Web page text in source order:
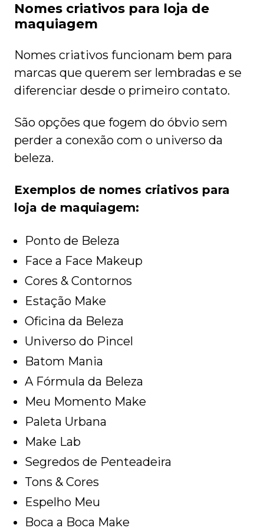
Nomes criativos para loja de
maquiagem
Nomes criativos funcionam bem para
marcas que querem ser lembradas e se
diferenciar desde o primeiro contato.
São opções que fogem do óbvio sem
perder a conexão com o universo da
beleza.
Exemplos de nomes criativos para
loja de maquiagem:
Ponto de Beleza
Face a Face Makeup
Cores & Contornos
Estação Make
Oficina da Beleza
Universo do Pincel
Batom Mania
A Fórmula da Beleza
Meu Momento Make
Paleta Urbana
Make Lab
Segredos de Penteadeira
Tons & Cores
Espelho Meu
Boca a Boca Make